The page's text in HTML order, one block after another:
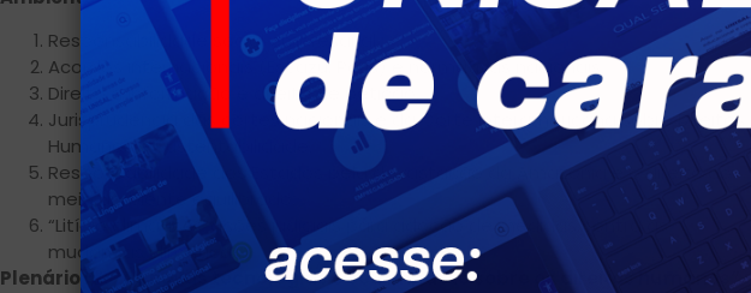
Responsabilidade social empresarial.
Acordos internacionais (Escazú, Paris) e normativas nacionais.
Direito à informação e direito de petição.
Jurisprudência das cortes nacionais e da Corte Interamericana sobre Direitos
Humanos e Sustentabilidade.
Responsabilidade dos Estados pela devastação da Amazônia e o direito ao
meio ambiente equilibrado.
“Litígio climático”: ações judiciais para adoção de medidas contra as
mudanças climáticas.
Plenário IV: “As novas tecnologias e seu impacto sobre os direitos humanos”